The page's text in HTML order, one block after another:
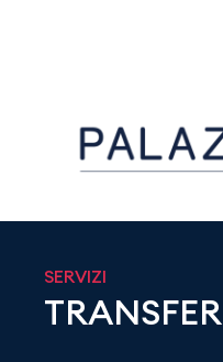
SERVIZI
TRANSFER